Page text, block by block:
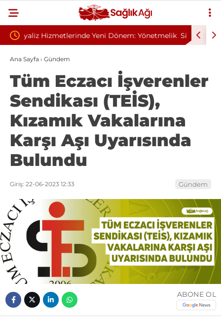
Yönetmelik Sivilce Sandı, Cilt Kanseri Çıktı: Ameliyattan 60
Dikişle Uyandı
Ana Sayfa › Gündem
Tüm Eczacı İşverenler
Sendikası (TEİS),
Kızamık Vakalarına
Karşı Aşı Uyarısında
Bulundu
Giriş: 22-06-2023 12:33 Gündem
ABONE OL